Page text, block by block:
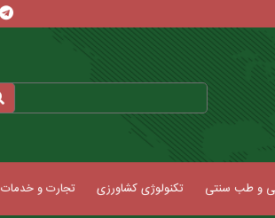
و طب سنتی تکنولوژی کشاورزی تجارت و خدمات